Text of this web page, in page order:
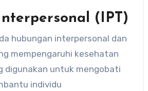
(IPT)
hubungan interpersonal dan
mempengaruhi kesehatan
digunakan untuk mengobati
individu